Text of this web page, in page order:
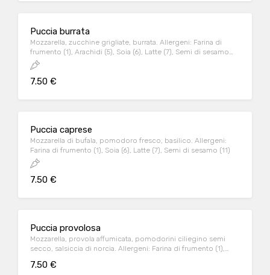
Puccia burrata
Mozzarella, zucchine grigliate, burrata. Allergeni: Farina di
frumento (1), Arachidi (5), Soia (6), Latte (7), Semi di sesamo
(11)
7.50 €
Puccia caprese
Mozzarella di bufala, pomodoro fresco, basilico. Allergeni:
Farina di frumento (1), Soia (6), Latte (7), Semi di sesamo (11)
7.50 €
Puccia provolosa
Mozzarella, provola affumicata, pomodorini ciliegino semi
secco, salsiccia di norcia. Allergeni: Farina di frumento (1),
7.50 €